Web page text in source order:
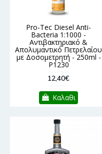
Pro-Tec Diesel Anti-
Bacteria 1:1000 -
Αντιβακτηριακό &
Απολυμαντικό Πετρελαίου
με Δοσομετρητή - 250ml -
P1230
12,40€
Καλαθι